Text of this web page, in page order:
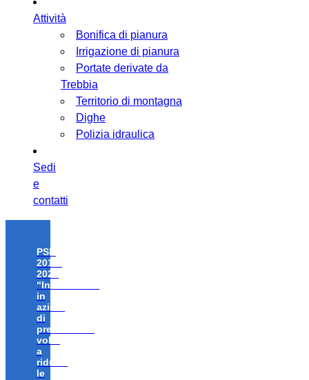
Attività
Bonifica di pianura
Irrigazione di pianura
Portate derivate da
Trebbia
Territorio di montagna
Dighe
Polizia idraulica
Sedi
e
contatti
PSR
2014-
2020
“Investimenti
in
azioni
di
prevenzione
volte
a
ridurre
le